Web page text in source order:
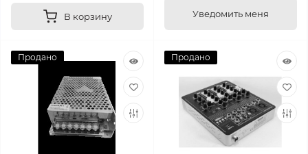
В корзину Уведомить меня
Продано Продано